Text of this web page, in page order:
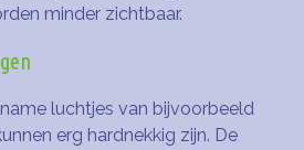
minder zichtbaar.
luchtjes van bijvoorbeeld
erg hardnekkig zijn. De